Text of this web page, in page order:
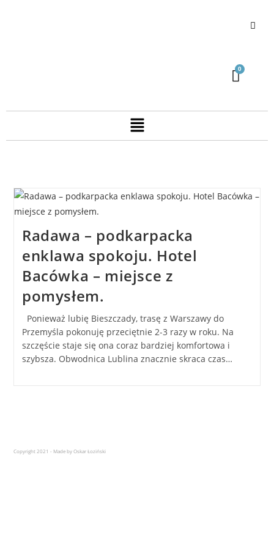
Radawa – podkarpacka
enklawa spokoju. Hotel
Bacówka – miejsce z
pomysłem.
Ponieważ lubię Bieszczady, trasę z Warszawy do
Przemyśla pokonuję przeciętnie 2-3 razy w roku. Na
szczęście staje się ona coraz bardziej komfortowa i
szybsza. Obwodnica Lublina znacznie skraca czas…
Copyright 2021 - Made by Oskar Łoziński